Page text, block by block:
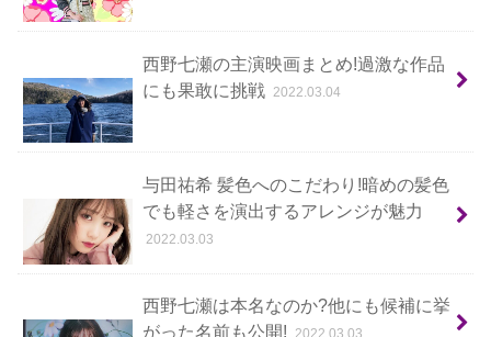
西野七瀬の主演映画まとめ!過激な作品
にも果敢に挑戦
2022.03.04
与田祐希 髪色へのこだわり!暗めの髪色
でも軽さを演出するアレンジが魅力
2022.03.03
西野七瀬は本名なのか?他にも候補に挙
がった名前も公開!
2022.03.03